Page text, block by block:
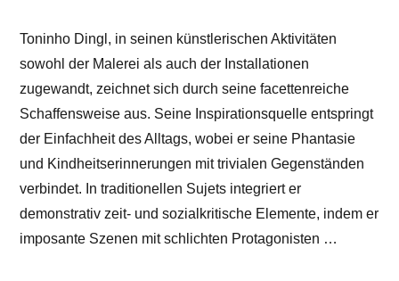
Toninho Dingl, in seinen künstlerischen Aktivitäten
sowohl der Malerei als auch der Installationen
zugewandt, zeichnet sich durch seine facettenreiche
Schaffensweise aus. Seine Inspirationsquelle entspringt
der Einfachheit des Alltags, wobei er seine Phantasie
und Kindheitserinnerungen mit trivialen Gegenständen
verbindet. In traditionellen Sujets integriert er
demonstrativ zeit- und sozialkritische Elemente, indem er
imposante Szenen mit schlichten Protagonisten …